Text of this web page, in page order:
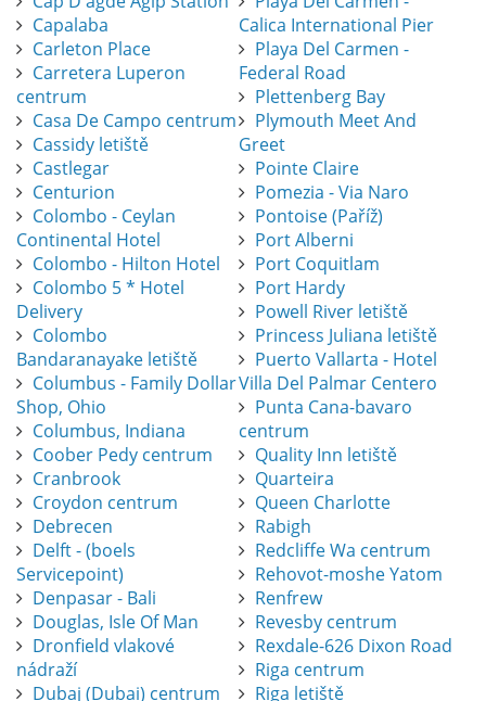
Capalaba
Carleton Place
Carretera Luperon
centrum
Casa De Campo centrum
Cassidy letiště
Castlegar
Centurion
Colombo - Ceylan
Continental Hotel
Colombo - Hilton Hotel
Colombo 5 * Hotel
Delivery
Colombo
Bandaranayake letiště
Columbus - Family Dollar
Shop, Ohio
Columbus, Indiana
Coober Pedy centrum
Cranbrook
Croydon centrum
Debrecen
Delft - (boels
Servicepoint)
Denpasar - Bali
Douglas, Isle Of Man
Dronfield vlakové
nádraží
Dubaj (Dubai) centrum
Calica International Pier
Playa Del Carmen -
Federal Road
Plettenberg Bay
Plymouth Meet And
Greet
Pointe Claire
Pomezia - Via Naro
Pontoise (Paříž)
Port Alberni
Port Coquitlam
Port Hardy
Powell River letiště
Princess Juliana letiště
Puerto Vallarta - Hotel
Villa Del Palmar Centero
Punta Cana-bavaro
centrum
Quality Inn letiště
Quarteira
Queen Charlotte
Rabigh
Redcliffe Wa centrum
Rehovot-moshe Yatom
Renfrew
Revesby centrum
Rexdale-626 Dixon Road
Riga centrum
Riga letiště